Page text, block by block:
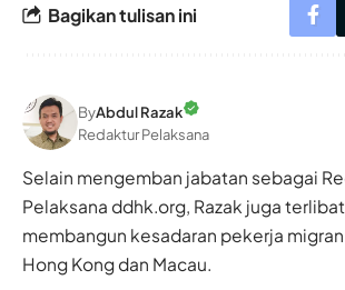
Bagikan tulisan ini
ByAbdul Razak
Redaktur Pelaksana
Selain mengemban jabatan sebagai
Pelaksana ddhk.org, Razak juga
membangun kesadaran pekerja
Hong Kong dan Macau.